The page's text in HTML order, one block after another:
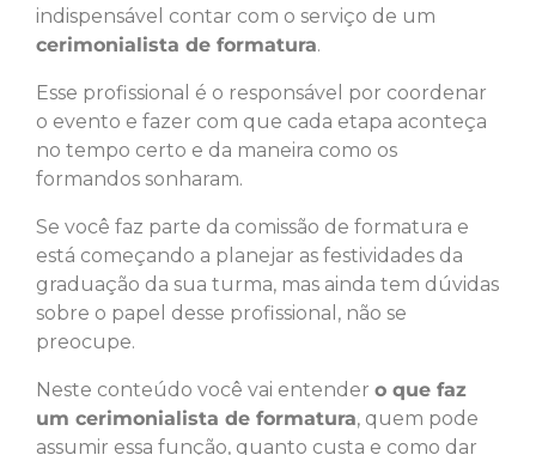
indispensável contar com o serviço de um
cerimonialista de formatura.
Esse profissional é o responsável por coordenar
o evento e fazer com que cada etapa aconteça
no tempo certo e da maneira como os
formandos sonharam.
Se você faz parte da comissão de formatura e
está começando a planejar as festividades da
graduação da sua turma, mas ainda tem dúvidas
sobre o papel desse profissional, não se
preocupe.
Neste conteúdo você vai entender o que faz
um cerimonialista de formatura, quem pode
assumir essa função, quanto custa e como dar